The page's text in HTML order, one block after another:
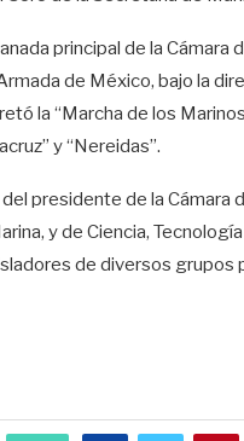
principal de la
de México, bajo la
la “Marcha de los
y “Nereidas”.
presidente de la Cámara
y de Ciencia,
de diversos grupos